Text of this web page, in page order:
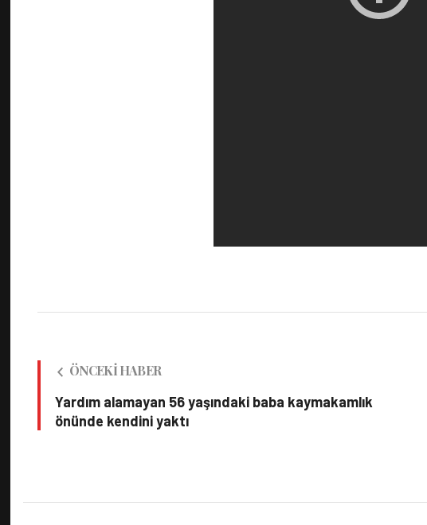
ÖNCEKI HABER
Yardım alamayan 56 yaşındaki baba kaymakamlık
önünde kendini yaktı